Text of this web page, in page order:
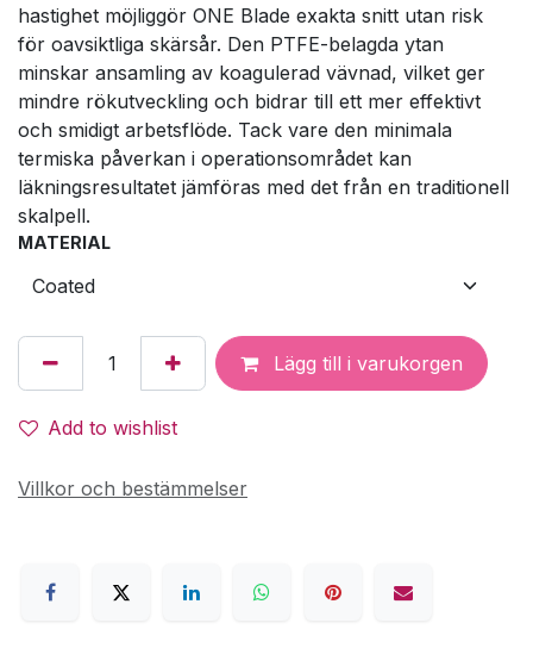
hastighet möjliggör ONE Blade exakta snitt utan risk
för oavsiktliga skärsår. Den PTFE-belagda ytan
minskar ansamling av koagulerad vävnad, vilket ger
mindre rökutveckling och bidrar till ett mer effektivt
och smidigt arbetsflöde. Tack vare den minimala
termiska påverkan i operationsområdet kan
läkningsresultatet jämföras med det från en traditionell
skalpell.
MATERIAL
Lägg till i varukorgen
Add to wishlist
Villkor och bestämmelser